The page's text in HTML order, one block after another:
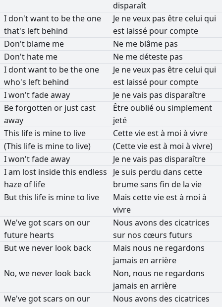
disparaît
Idon'twantto bethe one
that's left behind
Je neveux pas être celui qui
est laissé pour compte
Don't blame me Ne me blâme pas
Don't hate me Ne medéteste pas
Idontwantto bethe one
who's left behind
Je neveux pas être celui qui
est laissé pour compte
Iwon'tfadeaway Je nevais pas disparaître
Beforgotten or just cast
away
Être oublié ou simplement
jeté
This life is mineto live Cettevie està moi à vivre
(This life is mineto live) (Cettevie està moi à vivre)
Iwon'tfadeaway Je nevais pas disparaître
Iam lost insidethis endless
haze of life
Jesuis perdu dans cette
brumesans fin de la vie
Butthis life is mineto live Mais cettevie està moi à
vivre
We've gotscars on our
future hearts
Nous avons des cicatrices
sur nos cœurs futurs
Butwe never look back Mais nous ne regardons
jamais en arrière
No, we never look back Non, nous ne regardons
jamais en arrière
We've gotscars on our
Nous avons des cicatrices